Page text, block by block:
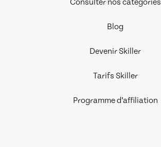
Blog
Devenir Skiller
Tarifs Skiller
Programme d’affiliation